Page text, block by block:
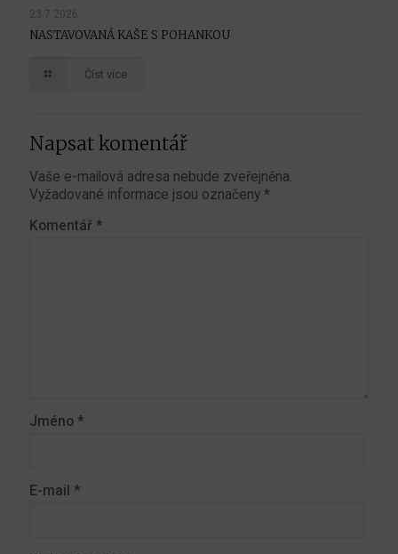
23.7.2026
NASTAVOVANÁ KAŠE S POHANKOU
Číst více
Napsat komentář
Vaše e-mailová adresa nebude zveřejněna.
Vyžadované informace jsou označeny *
Komentář *
Jméno *
E-mail *